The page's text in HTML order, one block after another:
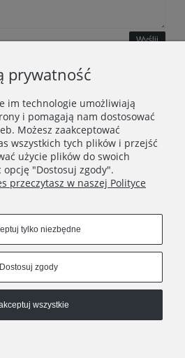
Wyślij
prywatność
im technologie umożliwiają
i pomagają nam dostosować
Możesz zaakceptować
wszystkich tych plików i przejść
użycie plików do swoich
"Dostosuj zgody".
przeczytasz w naszej Polityce
tylko niezbędne
Dostosuj zgody
wszystkie